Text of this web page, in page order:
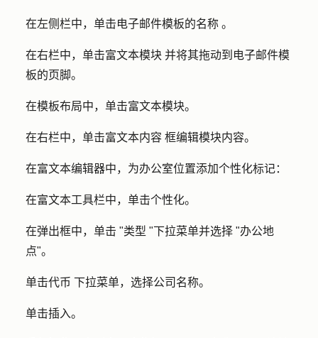
在左侧栏中，单击电子邮件模板的名称 。
在右栏中，单击富文本模块 并将其拖动到电子邮件模
板的页脚。
在模板布局中，单击富文本模块。
在右栏中，单击富文本内容 框编辑模块内容。
在富文本编辑器中，为办公室位置添加个性化标记：
在富文本工具栏中，单击个性化。
在弹出框中，单击 "类型 "下拉菜单并选择 "办公地
点"。
单击代币 下拉菜单，选择公司名称。
单击插入。